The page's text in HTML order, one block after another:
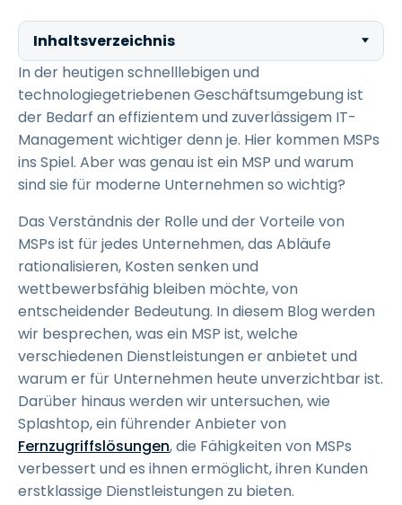
Inhaltsverzeichnis
In der heutigen schnelllebigen und
technologiegetriebenen Geschäftsumgebung ist
der Bedarf an effizientem und zuverlässigem IT-
Management wichtiger denn je. Hier kommen MSPs
ins Spiel. Aber was genau ist ein MSP und warum
sind sie für moderne Unternehmen so wichtig?
Das Verständnis der Rolle und der Vorteile von
MSPs ist für jedes Unternehmen, das Abläufe
rationalisieren, Kosten senken und
wettbewerbsfähig bleiben möchte, von
entscheidender Bedeutung. In diesem Blog werden
wir besprechen, was ein MSP ist, welche
verschiedenen Dienstleistungen er anbietet und
warum er für Unternehmen heute unverzichtbar ist.
Darüber hinaus werden wir untersuchen, wie
Splashtop, ein führender Anbieter von
Fernzugriffslösungen, die Fähigkeiten von MSPs
verbessert und es ihnen ermöglicht, ihren Kunden
erstklassige Dienstleistungen zu bieten.